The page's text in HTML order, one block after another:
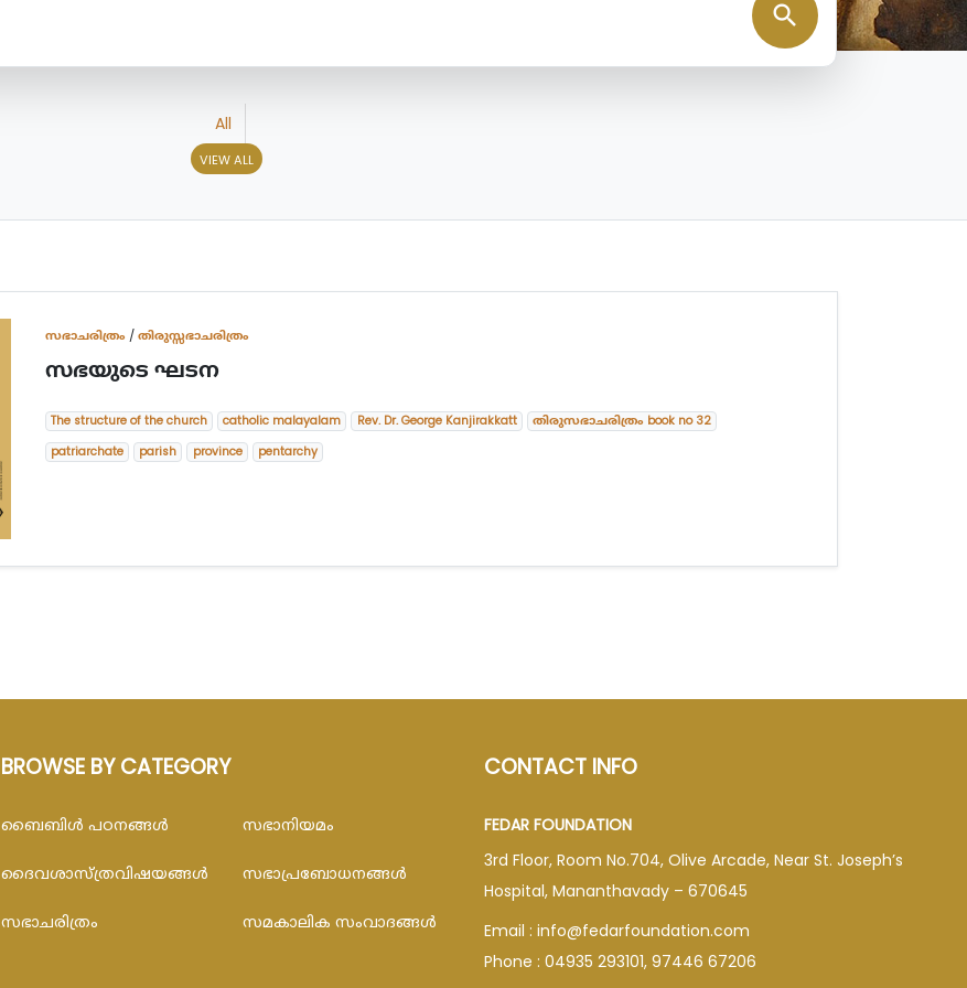
search
All
VIEW ALL
സഭാചരിത്രം /തിരുസ്സഭാചരിത്രം
സഭയുടെ ഘടന
The structure of the church catholic malayalam Rev. Dr. George Kanjirakkatt
തിരുസഭാചരിത്രം book no 32
patriarchate
parish province pentarchy
BROWSE BY CATEGORY
ബൈബിള്‍ പഠനങ്ങള്‍
ദൈവശാസ്ത്രവിഷയങ്ങള്‍
സഭാചരിത്രം
സഭാനിയമം
സഭാപ്രബോധനങ്ങള്‍
സമകാലിക സംവാദങ്ങൾ
CONTACT INFO
FEDAR FOUNDATION
3rd Floor, Room No.704, Olive Arcade, Near St. Joseph’s
Hospital, Mananthavady – 670645
Email : info@fedarfoundation.com
Phone : 04935 293101, 97446 67206